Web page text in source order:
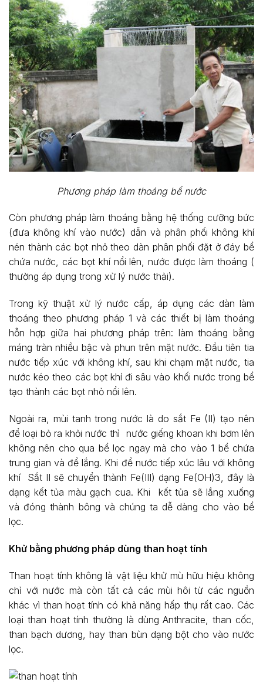
Phương pháp làm thoáng bể nước
Còn phương pháp làm thoáng bằng hệ thống cưỡng bức
(đưa không khí vào nước) dẫn và phân phối không khí
nén thành các bọt nhỏ theo dàn phân phối đặt ở đáy bể
chứa nước, các bọt khí nổi lên, nước được làm thoáng (
thường áp dụng trong xử lý nước thải).
Trong kỹ thuật xử lý nước cấp, áp dụng các dàn làm
thoáng theo phương pháp 1 và các thiết bị làm thoáng
hỗn hợp giữa hai phương pháp trên: làm thoáng bằng
máng tràn nhiều bậc và phun trên mặt nước. Đầu tiên tia
nước tiếp xúc với không khí, sau khi chạm mặt nước, tia
nước kéo theo các bọt khí đi sâu vào khối nước trong bể
tạo thành các bọt nhỏ nổi lên.
Ngoài ra, mùi tanh trong nước là do sắt Fe (II) tạo nên
để loại bỏ ra khỏi nước thì nước giếng khoan khi bơm lên
không nên cho qua bể lọc ngay mà cho vào 1 bể chứa
trung gian và để lắng. Khi để nước tiếp xúc lâu với không
khí Sắt II sẽ chuyển thành Fe(III) dạng Fe(OH)3, đây là
dạng kết tủa màu gạch cua. Khi kết tủa sẽ lắng xuống
và đóng thành bông và chúng ta dễ dàng cho vào bể
lọc.
Khử bằng phương pháp dùng than hoạt tính
Than hoạt tính không là vật liệu khử mù hữu hiệu không
chỉ với nước mà còn tất cả các mùi hôi từ các nguồn
khác vì than hoạt tính có khả năng hấp thụ rất cao. Các
loại than hoạt tính thường là dùng Anthracite, than cốc,
than bạch dương, hay than bùn dạng bột cho vào nước
lọc.